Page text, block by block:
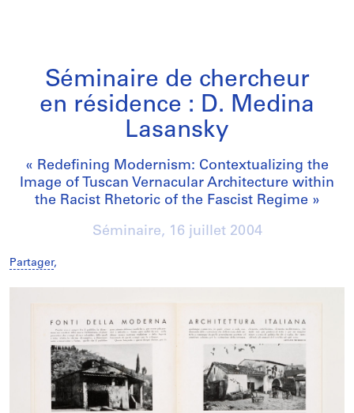
Séminaire de chercheur
en résidence : D. Medina
Lasansky
« Redefining Modernism: Contextualizing the
Image of Tuscan Vernacular Architecture within
the Racist Rhetoric of the Fascist Regime »
Séminaire, 16 juillet 2004
Partager,